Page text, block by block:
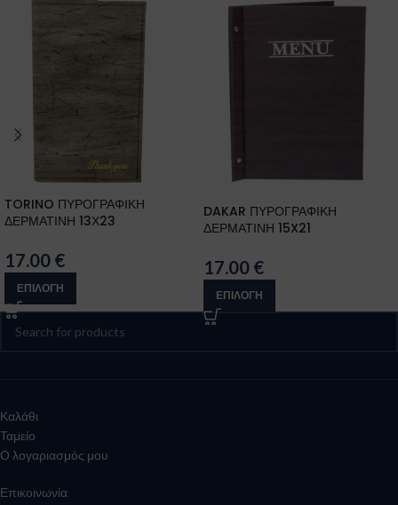
TORINO ΠΥΡΟΓΡΑΦΙΚΗ
ΔΕΡΜΑΤΙΝΗ 13Χ23
17.00 €
ΕΠΙΛΟΓΉ
DAKAR ΠΥΡΟΓΡΑΦΙΚΗ
ΔΕΡΜΑΤΙΝΗ 15X21
17.00 €
ΕΠΙΛΟΓΉ
Καλάθι
Ταμείο
Ο λογαριασμός μου
Επικοινωνία